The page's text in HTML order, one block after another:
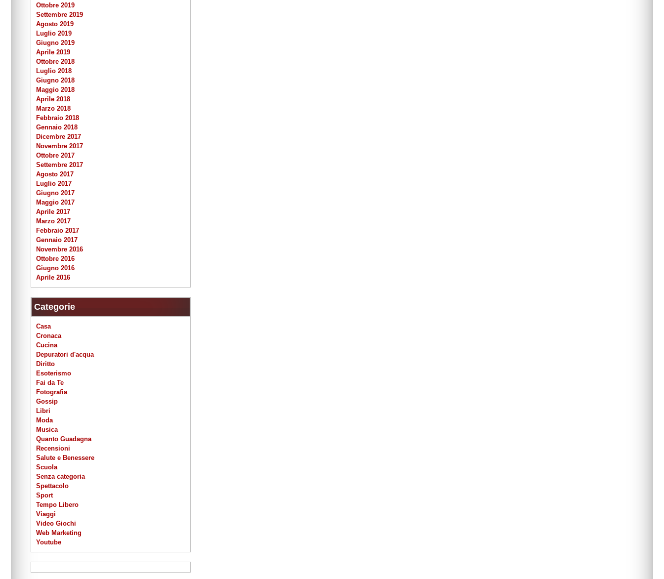
Ottobre 2019
Settembre 2019
Agosto 2019
Luglio 2019
Giugno 2019
Aprile 2019
Ottobre 2018
Luglio 2018
Giugno 2018
Maggio 2018
Aprile 2018
Marzo 2018
Febbraio 2018
Gennaio 2018
Dicembre 2017
Novembre 2017
Ottobre 2017
Settembre 2017
Agosto 2017
Luglio 2017
Giugno 2017
Maggio 2017
Aprile 2017
Marzo 2017
Febbraio 2017
Gennaio 2017
Novembre 2016
Ottobre 2016
Giugno 2016
Aprile 2016
Categorie
Casa
Cronaca
Cucina
Depuratori d'acqua
Diritto
Esoterismo
Fai da Te
Fotografia
Gossip
Libri
Moda
Musica
Quanto Guadagna
Recensioni
Salute e Benessere
Scuola
Senza categoria
Spettacolo
Sport
Tempo Libero
Viaggi
Video Giochi
Web Marketing
Youtube